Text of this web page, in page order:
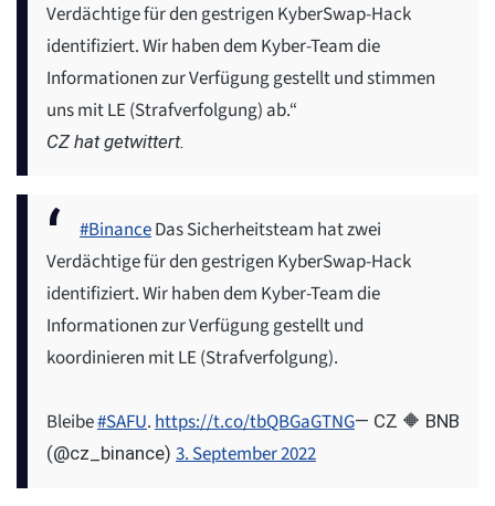
Verdächtige für den gestrigen KyberSwap-Hack
identifiziert. Wir haben dem Kyber-Team die
Informationen zur Verfügung gestellt und stimmen
uns mit LE (Strafverfolgung) ab.“
CZ hat getwittert.
#BinanceDas Sicherheitsteam hat zwei
Verdächtige für den gestrigen KyberSwap-Hack
identifiziert. Wir haben dem Kyber-Team die
Informationen zur Verfügung gestellt und
koordinieren mit LE (Strafverfolgung).
Bleibe#SAFU.https://t.co/tbQBGaGTNG— CZ 🔶 BNB
(@cz_binance) 3. September 2022